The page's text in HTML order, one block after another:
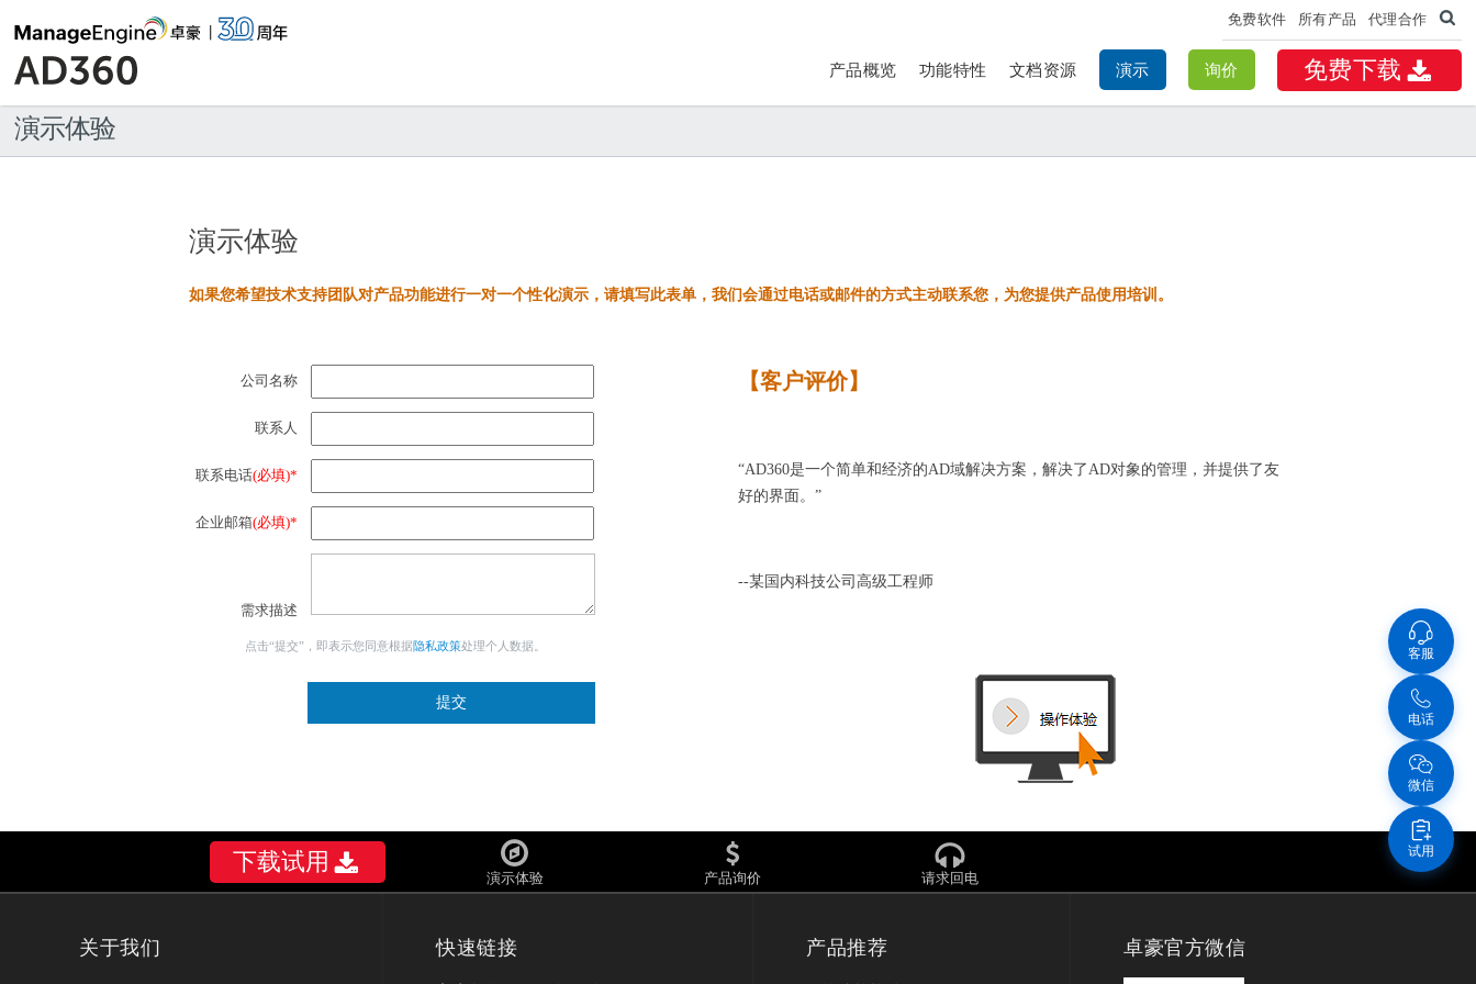
免费软件 所有产品 代理合作
免费下载
产品概览 功能特性 文档资源 演示 询价
演示体验
演示体验
如果您希望技术支持团队对产品功能进行一对一个性化演示，请填写此表单，我们会通过电话或邮件的方式主动联系您，为您提供产品使用培训。
公司名称
联系人
联系电话(必填)*
企业邮箱(必填)*
需求描述
点击“提交”，即表示您同意根据隐私政策处理个人数据。
【客户评价】
“AD360是一个简单和经济的AD域解决方案，解决了AD对象的管理，并提供了友
好的界面。”
--某国内科技公司高级工程师
下载试用
演示体验 产品询价 请求回电
关于我们 快速链接 产品推荐 卓豪官方微信
客服
电话
微信
试用